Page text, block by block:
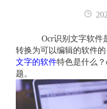
Ocr识别文字软件是
转换为可以编辑的软件
文字的软件特色是什么
题。